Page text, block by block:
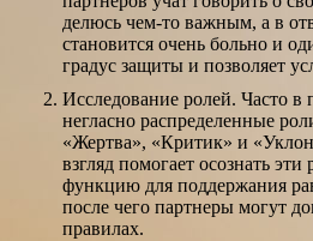
делюсь чем-то важным, а в
становится очень больно и
градус защиты и позволяет
Исследование ролей. Часто в
негласно распределенные
«Жертва», «Критик» и
взгляд помогает осознать
функцию для поддержания
после чего партнеры могут
правилах.